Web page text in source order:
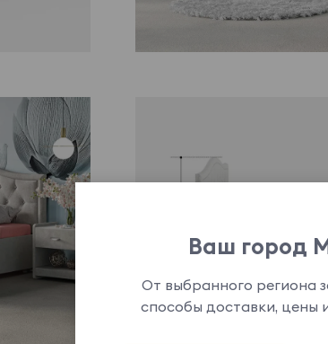
Ваш город
От выбранного региона
способы доставки, цены